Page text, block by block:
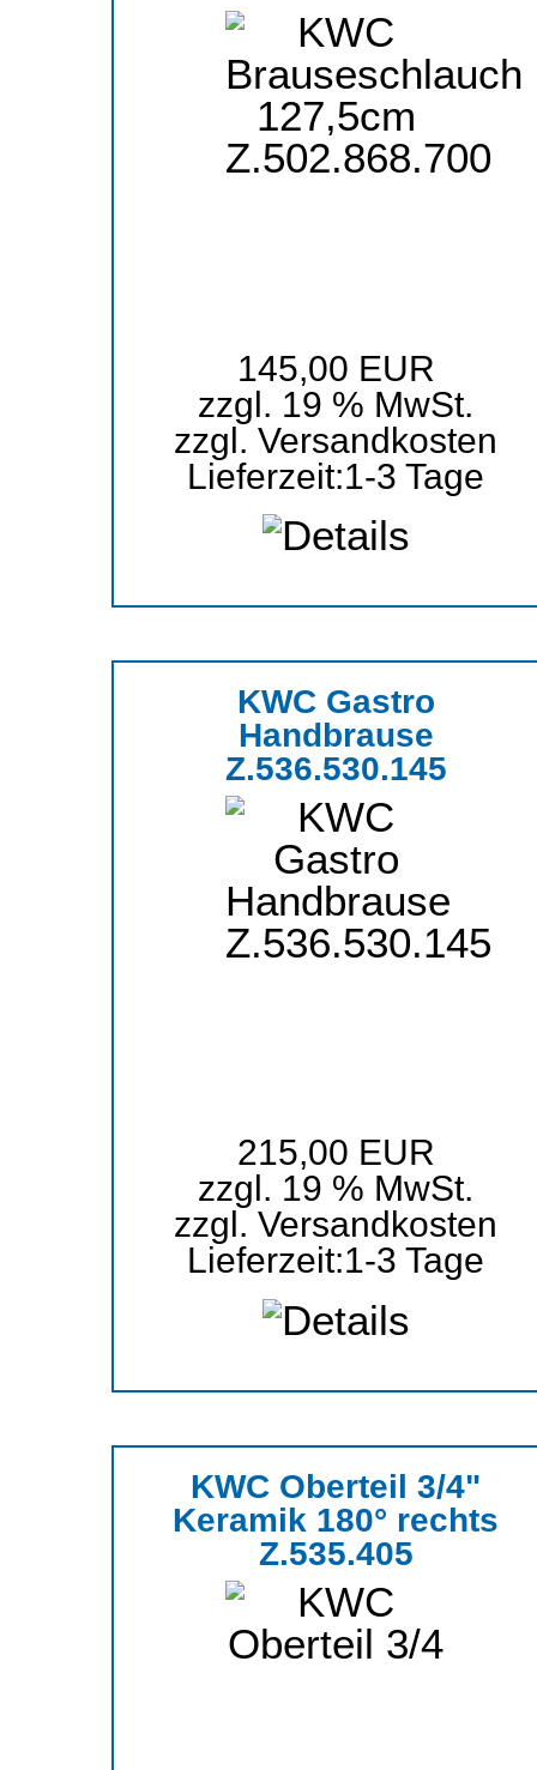
145,00 EUR
zzgl. 19 % MwSt.
zzgl.Versandkosten
Lieferzeit:1-3 Tage
KWC Gastro
Handbrause
Z.536.530.145
215,00 EUR
zzgl. 19 % MwSt.
zzgl.Versandkosten
Lieferzeit:1-3 Tage
KWC Oberteil 3/4"
Keramik 180° rechts
Z.535.405